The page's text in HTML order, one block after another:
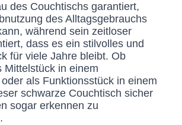
des Couchtischs garantiert,
des Alltagsgebrauchs
während sein zeitloser
dass es ein stilvolles und
für viele Jahre bleibt. Ob
Mittelstück in einem
als Funktionsstück in einem
schwarze Couchtisch sicher
sogar erkennen zu